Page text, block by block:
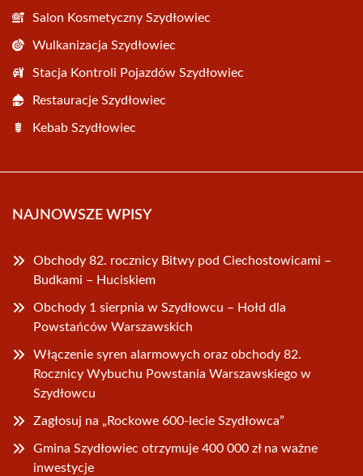
Salon Kosmetyczny Szydłowiec
Wulkanizacja Szydłowiec
Stacja Kontroli Pojazdów Szydłowiec
Restauracje Szydłowiec
Kebab Szydłowiec
NAJNOWSZE WPISY
Obchody 82. rocznicy Bitwy pod Ciechostowicami –
Budkami – Huciskiem
Obchody 1 sierpnia w Szydłowcu – Hołd dla
Powstańców Warszawskich
Włączenie syren alarmowych oraz obchody 82.
Rocznicy Wybuchu Powstania Warszawskiego w
Szydłowcu
Zagłosuj na „Rockowe 600-lecie Szydłowca”
Gmina Szydłowiec otrzymuje 400 000 zł na ważne
inwestycje